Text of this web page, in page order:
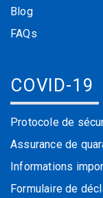
Blog
FAQs
COVID-19
Protocole de
Assurance de
Informations
Formulaire de